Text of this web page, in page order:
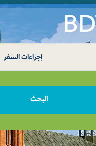
إجراءات السفر
البحث